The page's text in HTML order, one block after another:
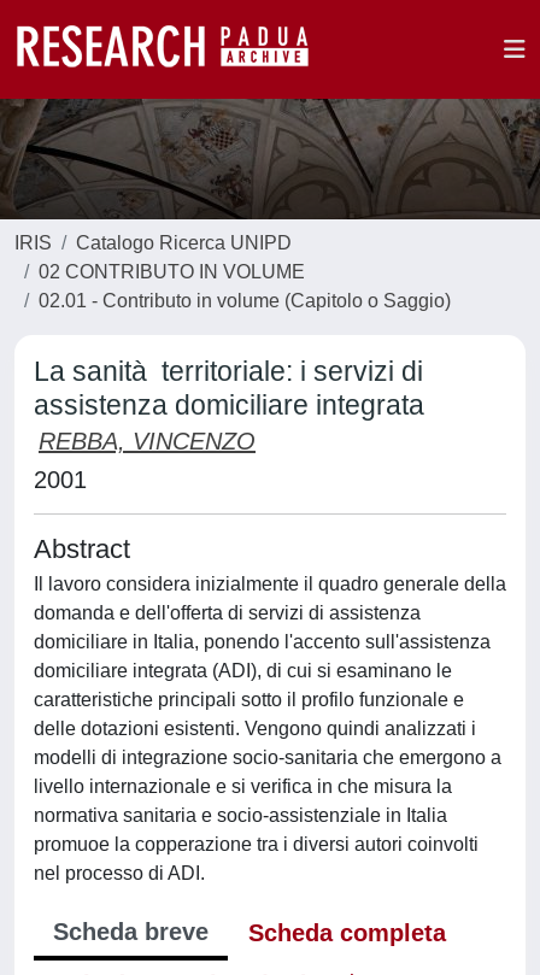
IRIS
Catalogo Ricerca UNIPD
02 CONTRIBUTO IN VOLUME
02.01 - Contributo in volume (Capitolo o Saggio)
La sanità territoriale: i servizi di
assistenza domiciliare integrata
REBBA, VINCENZO
2001
Abstract
Il lavoro considera inizialmente il quadro generale della
domanda e dell'offerta di servizi di assistenza
domiciliare in Italia, ponendo l'accento sull'assistenza
domiciliare integrata (ADI), di cui si esaminano le
caratteristiche principali sotto il profilo funzionale e
delle dotazioni esistenti. Vengono quindi analizzati i
modelli di integrazione socio-sanitaria che emergono a
livello internazionale e si verifica in che misura la
normativa sanitaria e socio-assistenziale in Italia
promuoe la copperazione tra i diversi autori coinvolti
nel processo di ADI.
Scheda breve
Scheda completa